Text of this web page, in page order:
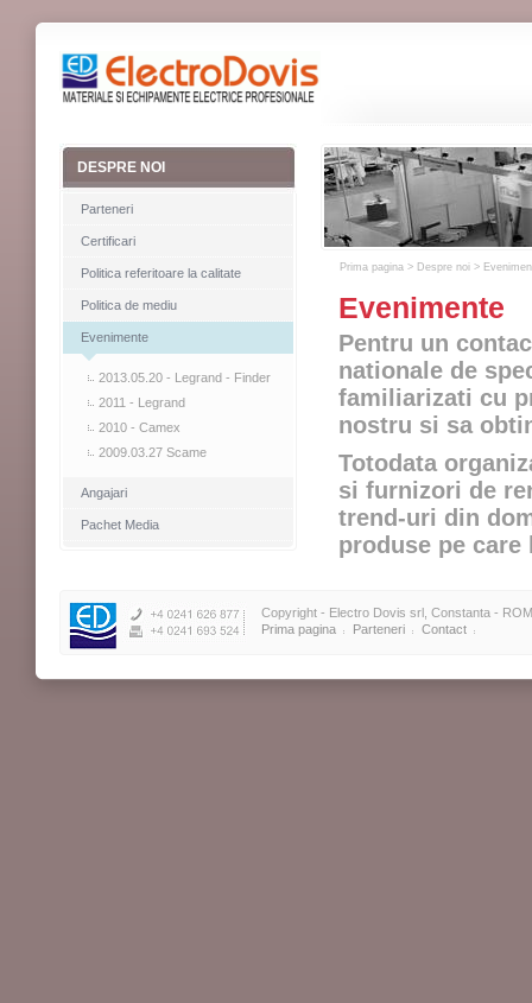
Prima pagina > Despre noi >
Evenimente
Pentru un
nationale de
familiarizati cu
nostru si sa
Totodata
si furnizori de
trend-uri din
produse pe
DESPRE NOI
Parteneri
Certificari
Politica referitoare la calitate
Politica de mediu
Evenimente
2013.05.20 - Legrand - Finder
2011 - Legrand
2010 - Camex
2009.03.27 Scame
Angajari
Pachet Media
Copyright - Electro Dovis srl, Constanta -
Prima pagina
Parteneri Contact